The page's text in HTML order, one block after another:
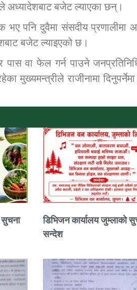
अध्यादेशबाट बजेट ल्याएका छन्।
भए पनि दुवैमा संसदीय
बजेट ल्याइएको छ।
वा फेल गर्न पाउने
मुख्यमन्त्रीले राजीनामा
सुचना
डिभिजन कार्यालय जुम्लाको
सन्देश